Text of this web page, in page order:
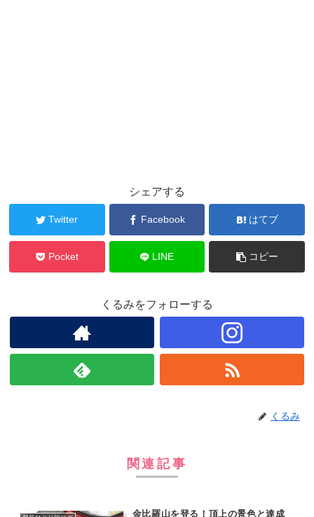
シェアする
Twitter Facebook はてブ
Pocket LINE コピー
くるみをフォローする
くるみ
関連記事
金比羅山を登る！頂上の景色と達成